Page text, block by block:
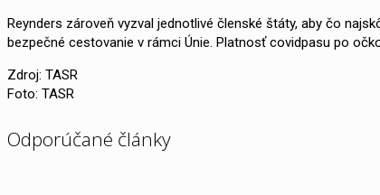
Reynders zároveň vyzval jednotlivé členské štáty, aby čo
bezpečné cestovanie v rámci Únie. Platnosť covidpasu po
Zdroj: TASR
Foto: TASR
Odporúčané články